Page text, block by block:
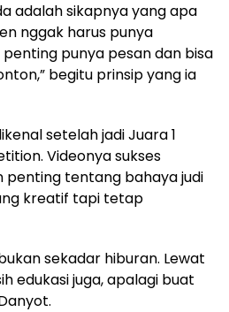
adalah sikapnya yang apa
nggak harus punya
penting punya pesan dan bisa
begitu prinsip yang ia
setelah jadi Juara 1
Videonya sukses
penting tentang bahaya judi
kreatif tapi tetap
sekadar hiburan. Lewat
edukasi juga, apalagi buat